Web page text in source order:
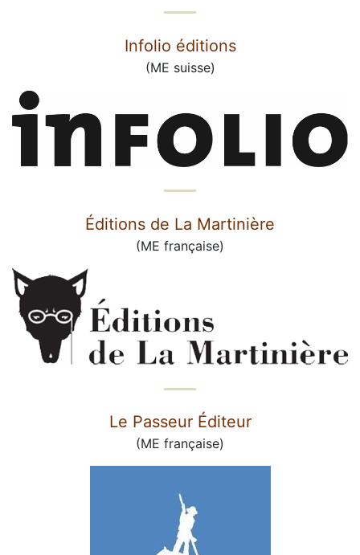
Infolio éditions
(ME suisse)
Éditions de La Martinière
(ME française)
Le Passeur Éditeur
(ME française)